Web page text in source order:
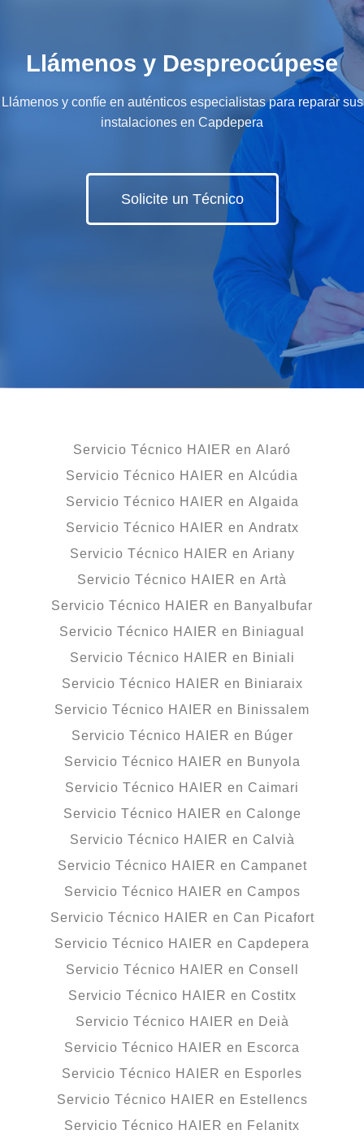
Llámenos y Despreocúpese
Llámenos y confíe en auténticos especialistas para reparar sus
instalaciones en Capdepera
Solicite un Técnico
Servicio Técnico HAIER en Alaró
Servicio Técnico HAIER en Alcúdia
Servicio Técnico HAIER en Algaida
Servicio Técnico HAIER en Andratx
Servicio Técnico HAIER en Ariany
Servicio Técnico HAIER en Artà
Servicio Técnico HAIER en Banyalbufar
Servicio Técnico HAIER en Biniagual
Servicio Técnico HAIER en Biniali
Servicio Técnico HAIER en Biniaraix
Servicio Técnico HAIER en Binissalem
Servicio Técnico HAIER en Búger
Servicio Técnico HAIER en Bunyola
Servicio Técnico HAIER en Caimari
Servicio Técnico HAIER en Calonge
Servicio Técnico HAIER en Calvià
Servicio Técnico HAIER en Campanet
Servicio Técnico HAIER en Campos
Servicio Técnico HAIER en Can Picafort
Servicio Técnico HAIER en Capdepera
Servicio Técnico HAIER en Consell
Servicio Técnico HAIER en Costitx
Servicio Técnico HAIER en Deià
Servicio Técnico HAIER en Escorca
Servicio Técnico HAIER en Esporles
Servicio Técnico HAIER en Estellencs
Servicio Técnico HAIER en Felanitx